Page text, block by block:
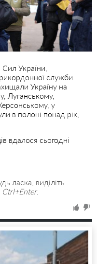
України,
служби.
Україну на
Луганському,
у
в полоні понад рік,
вдалося сьогодні
ласка, виділіть
Ctrl+Enter.